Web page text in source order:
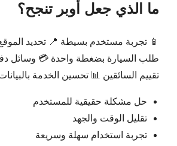
ما الذي جعل أوبر تنجح؟
📱 تجربة مستخدم بسيطة 📍 تحديد
طلب السيارة بضغطة واحدة 💳 وسائل
تقييم السائقين 📊 تحسين الخدمة
حل مشكلة حقيقية للمستخدم
تقليل الوقت والجهد
تجربة استخدام سهلة وسريعة